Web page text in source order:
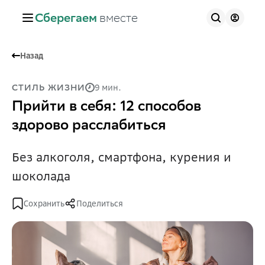
Сберегаем вместе
Назад
СТИЛЬ ЖИЗНИ 9 мин.
Прийти в себя: 12 способов
здорово расслабиться
Без алкоголя, смартфона, курения и
шоколада
Сохранить Поделиться